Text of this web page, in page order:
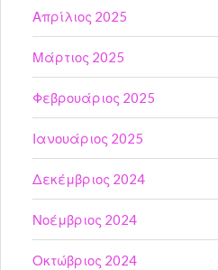
Απρίλιος 2025
Μάρτιος 2025
Φεβρουάριος 2025
Ιανουάριος 2025
Δεκέμβριος 2024
Νοέμβριος 2024
Οκτώβριος 2024